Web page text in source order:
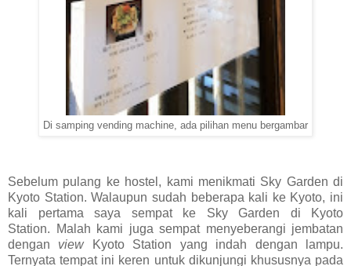
Di samping vending machine, ada pilihan menu bergambar
Sebelum pulang ke hostel, kami menikmati Sky Garden di
Kyoto Station. Walaupun sudah beberapa kali ke Kyoto, ini
kali pertama saya sempat ke Sky Garden di Kyoto
Station.
Malah kami juga sempat menyeberangi jembatan
dengan view
Kyoto Station yang indah dengan lampu.
Ternyata tempat ini keren untuk dikunjungi khususnya pada